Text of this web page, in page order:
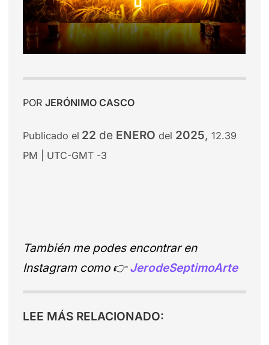
PORJERÓNIMO CASCO
Publicado el 22 de ENEROdel 2025,12.39
PM | UTC-GMT -3
También me podes encontrar en
Instagram como 👉 JerodeSeptimoArte
LEE MÁS RELACIONADO: